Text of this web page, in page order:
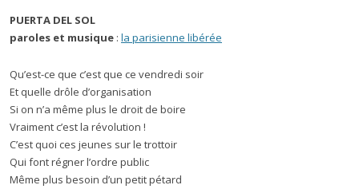
PUERTA DEL SOL
paroles et musique : la parisienne libérée
Qu’est-ce que c’est que ce vendredi soir
Et quelle drôle d’organisation
Si on n’a même plus le droit de boire
Vraiment c’est la révolution !
C’est quoi ces jeunes sur le trottoir
Qui font régner l’ordre public
Même plus besoin d’un petit pétard